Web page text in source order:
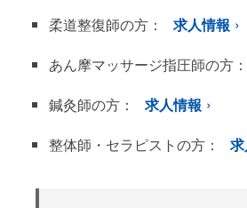
柔道整復師の方：
求人情報
あん摩マッサージ指圧師の方：
鍼灸師の方：
求人情報
整体師・セラピストの方：